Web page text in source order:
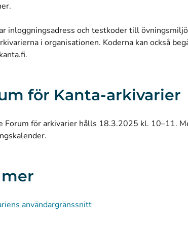
inloggningsadress och testkoder till
i organisationen. Koderna kan också
.
för Kanta-arkivarier
Forum för arkivarier hålls 18.3.2025 kl. 10–11.
.
mer
användargränssnitt